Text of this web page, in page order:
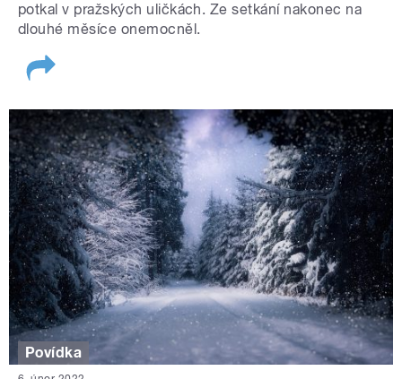
potkal v pražských uličkách. Ze setkání nakonec na
dlouhé měsíce onemocněl.
Povídka